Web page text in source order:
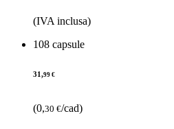
(IVA inclusa)
108 capsule
31,99 €
(0,30 €/cad)